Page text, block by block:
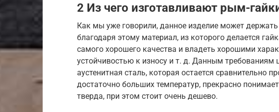
2 Из чего изготавливают рым-
Как мы уже говорили, данное изделие может держать
благодаря этому материал, из которого делается
самого хорошего качества и владеть хорошими
устойчивостью к износу и т. д. Данным требованиям
аустенитная сталь, которая остается сравнительно
достаточно больших температур, прекрасно
тверда, при этом стоит очень дешево.